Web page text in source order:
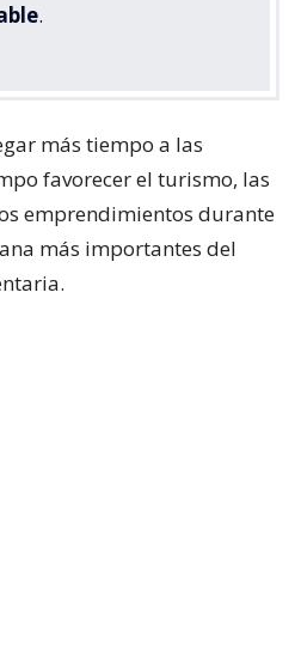
.
más tiempo a las
favorecer el turismo, las
emprendimientos durante
más importantes del